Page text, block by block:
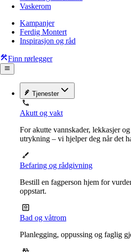
Vaskerom
Kampanjer
Ferdig Montert
Inspirasjon og råd
Finn rørlegger
Tjenester
Akutt og vakt
For akutte vannskader, lekkasjer
utrykning – vi hjelper deg når det
Befaring og rådgivning
Bestill en fagperson hjem for
oppstart.
Bad og våtrom
Planlegging, oppussing og faglig